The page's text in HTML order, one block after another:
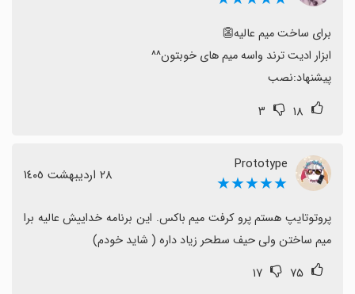
ساخت میم و تولید محتوا دارد و اگر دنبال مجموعه‌ای جامع و
امکانات متنوع هستید، گزینه خوبی است؛ اما بهتر است
منتظر به‌روزرسانی‌ها و رفع برخی مشکلات بمانید.پیشنهاد:نصب
۱۸ ۳
Prototype
★★★★★ ٢٨ اردیبهشت ١٤٠٥
میم ساختن ولی حیف سطحر زیاد داره ( شاید خودم)
۷۵ ۱۷